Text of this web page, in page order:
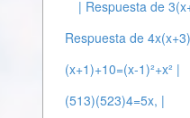
| Respuesta de
Respuesta de
(x+1)+10=(x-1)²+x² |
(513)(523)4=5x, |